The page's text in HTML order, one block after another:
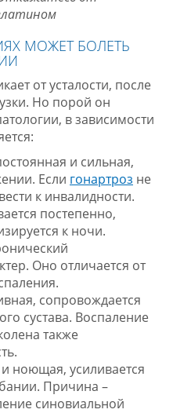
МОЖЕТ БОЛЕТЬ
от усталости, после
Но порой он
в зависимости
и сильная,
Если гонартроз не
к инвалидности.
постепенно,
к ночи.
Оно отличается от
сопровождается
сустава. Воспаление
также
ноющая, усиливается
Причина –
синовиальной